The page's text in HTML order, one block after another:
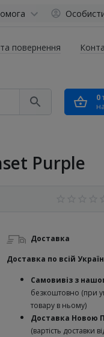
повернення
0
на
Purple
Доставка
Доставка по всій
Самовивіз з
безкоштовно (при
товару в ньому)
Доставка Новою
(вартість доставки